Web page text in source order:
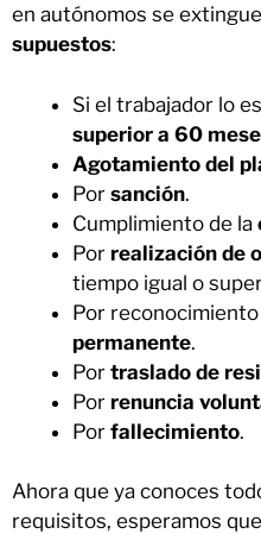
en autónomos se
supuestos:
Si el trabajador lo
superior a 60
Agotamiento del
Por sanción.
Cumplimiento de la
Por realización de
tiempo igual o
Por
permanente.
Por traslado de
Por renuncia
Por fallecimiento.
Ahora que ya conoces
requisitos, esperamos